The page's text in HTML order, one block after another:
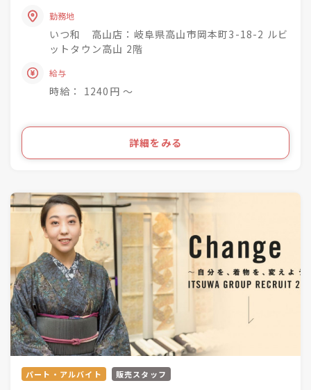
興味関心を深めながら
成長できる社風◎
「いつ和」29店舗
「いつ和・ふるーれ」4店舗
「成人式サロンKiRARA（振袖専門）」 4店舗
「きものの相談窓口MATSUYA」1店舗
●・○・●・○・●・○・●・〇
・おでかけ会 / 着付け教室 / お手入れ相談会のご
案内
お客様のそんな疑問や不安を解消して差し上げて
きものをより身近に、気軽に、そして楽しんで頂
ライフスタイルの多様化を実現するのが私たちの
勤務地
いつ和 高山店：岐阜県高山市岡本町3-18-2 ルビ
ットタウン高山 2階
給与
時給： 1240円 〜
詳細をみる
パート・アルバイト 販売スタッフ